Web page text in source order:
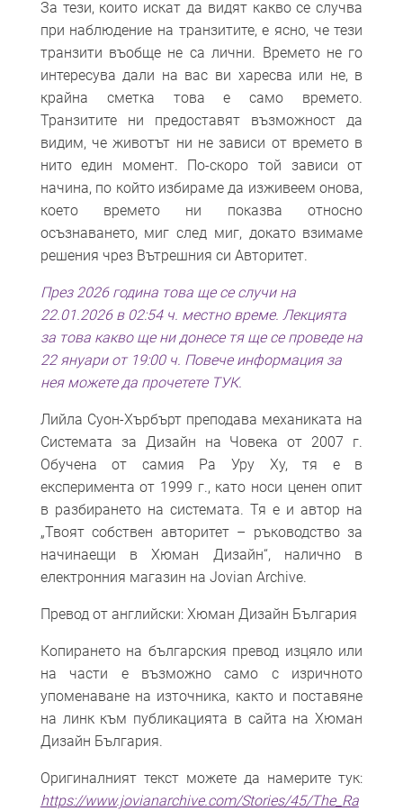
За тези, които искат да видят какво се случва
при наблюдение на транзитите, е ясно, че тези
транзити въобще не са лични. Времето не го
интересува дали на вас ви харесва или не, в
крайна сметка това е само времето.
Транзитите ни предоставят възможност да
видим, че животът ни не зависи от времето в
нито един момент. По-скоро той зависи от
начина, по който избираме да изживеем онова,
което времето ни показва относно
осъзнаването, миг след миг, докато взимаме
решения чрез Вътрешния си Авторитет.
През 2026 година това ще се случи на
22.01.2026 в 02:54 ч. местно време. Лекцията
за това какво ще ни донесе тя ще се проведе на
22 януари от 19:00 ч. Повече информация за
нея можете да прочетете ТУК.
Лийла Суон-Хърбърт преподава механиката на
Системата за Дизайн на Човека от 2007 г.
Обучена от самия Ра Уру Ху, тя е в
експеримента от 1999 г., като носи ценен опит
в разбирането на системата. Тя е и автор на
„Твоят собствен авторитет – ръководство за
начинаещи в Хюман Дизайн“, налично в
електронния магазин на Jovian Archive.
Превод от английски: Хюман Дизайн България
Копирането на българския превод изцяло или
на части е възможно само с изричното
упоменаване на източника, както и поставяне
на линк към публикацията в сайта на Хюман
Дизайн България.
Оригиналният текст можете да намерите тук:
https://www.jovianarchive.com/Stories/45/The_Ra